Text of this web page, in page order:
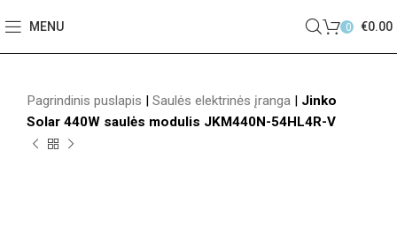
MENU 0 €0.00
Pagrindinis puslapis | Saulės elektrinės įranga | Jinko
Solar 440W saulės modulis JKM440N-54HL4R-V